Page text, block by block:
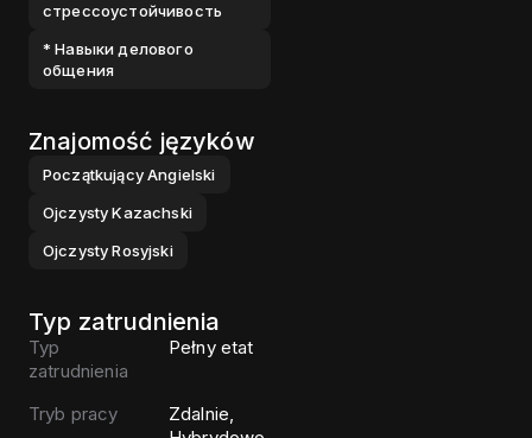
стрессоустойчивость
* Навыки делового
общения
Znajomość języków
PoczątkującyAngielski
Ojczysty Kazachski
Ojczysty Rosyjski
Typ zatrudnienia
Typ
zatrudnienia
Pełny etat
Tryb pracy
Zdalnie,